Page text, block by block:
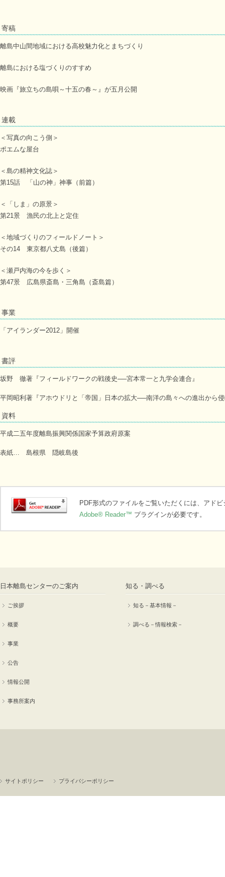
寄稿
離島中山間地域における高校魅力化とまちづくり
離島における塩づくりのすすめ
映画『旅立ちの島唄～十五の春～』が五月公開
連載
＜写真の向こう側＞
ポエムな屋台
＜島の精神文化誌＞
第15話 「山の神」神事（前篇）
＜「しま」の原景＞
第21景 漁民の北上と定住
＜地域づくりのフィールドノート＞
その14 東京都八丈島（後篇）
＜瀬戸内海の今を歩く＞
第47景 広島県斎島・三角島（斎島篇）
事業
「アイランダー2012」開催
書評
坂野 徹著『フィールドワークの戦後史──宮本常一と九学会連合』
平岡昭利著『アホウドリと「帝国」日本の拡大──南洋の島々への進出から
資料
平成二五年度離島振興関係国家予算政府原案
表紙… 島根県 隠岐島後
PDF形式のファイルをご覧いただくには、アド
Adobe® Reader™ プラグインが必要です。
日本離島センターのご案内
ご挨拶
概要
事業
公告
情報公開
事務所案内
知る・調べる
知る－基本情報－
調べる－情報検索－
サイトポリシー プライバシーポリシー